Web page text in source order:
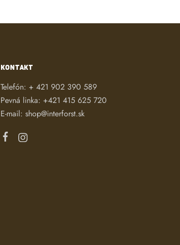
KONTAKT
Telefón: + 421 902 390 589
Pevná linka: +421 415 625 720
E-mail: shop@interforst.sk